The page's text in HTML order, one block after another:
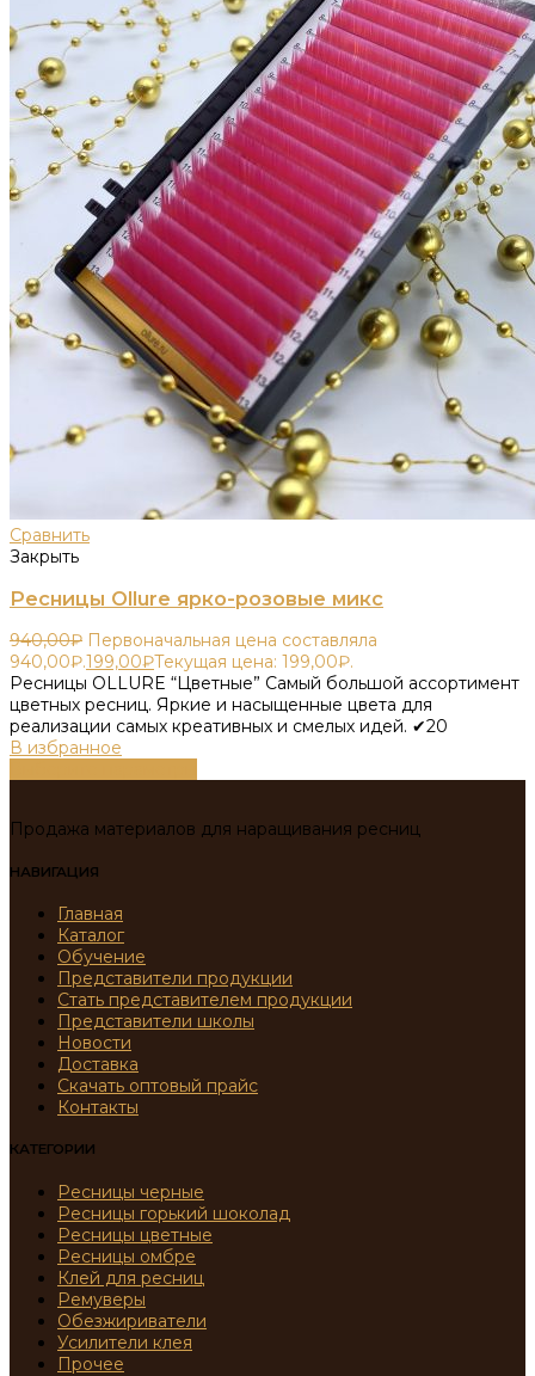
Сравнить
Закрыть
Ресницы Ollure ярко-розовые микс
940,00₽ Первоначальная цена составляла
940,00₽.199,00₽Текущая цена: 199,00₽.
Ресницы OLLURE “Цветные” Самый большой ассортимент
цветных ресниц. Яркие и насыщенные цвета для
реализации самых креативных и смелых идей. ✔20
В избранное
Продажа материалов для наращивания ресниц
НАВИГАЦИЯ
Главная
Каталог
Обучение
Представители продукции
Стать представителем продукции
Представители школы
Новости
Доставка
Скачать оптовый прайс
Контакты
КАТЕГОРИИ
Ресницы черные
Ресницы горький шоколад
Ресницы цветные
Ресницы омбре
Клей для ресниц
Ремуверы
Обезжириватели
Усилители клея
Прочее